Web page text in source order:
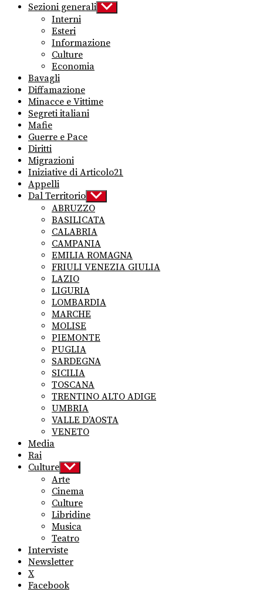
Sezioni generali Show
sub
Interni
Esteri
Informazione
Culture
Economia
Bavagli
Diffamazione
Minacce e Vittime
Segreti italiani
Mafie
Guerre e Pace
Diritti
Migrazioni
Iniziative di Articolo21
Appelli
Dal Territorio Show
sub
menu
ABRUZZO
BASILICATA
CALABRIA
CAMPANIA
EMILIA ROMAGNA
FRIULI VENEZIA GIULIA
LAZIO
LIGURIA
LOMBARDIA
MARCHE
MOLISE
PIEMONTE
PUGLIA
SARDEGNA
SICILIA
TOSCANA
TRENTINO ALTO ADIGE
UMBRIA
VALLE D’AOSTA
VENETO
Media
Rai
Culture Show
sub
menu
Arte
Cinema
Culture
Libridine
Musica
Teatro
Interviste
Newsletter
X
Facebook